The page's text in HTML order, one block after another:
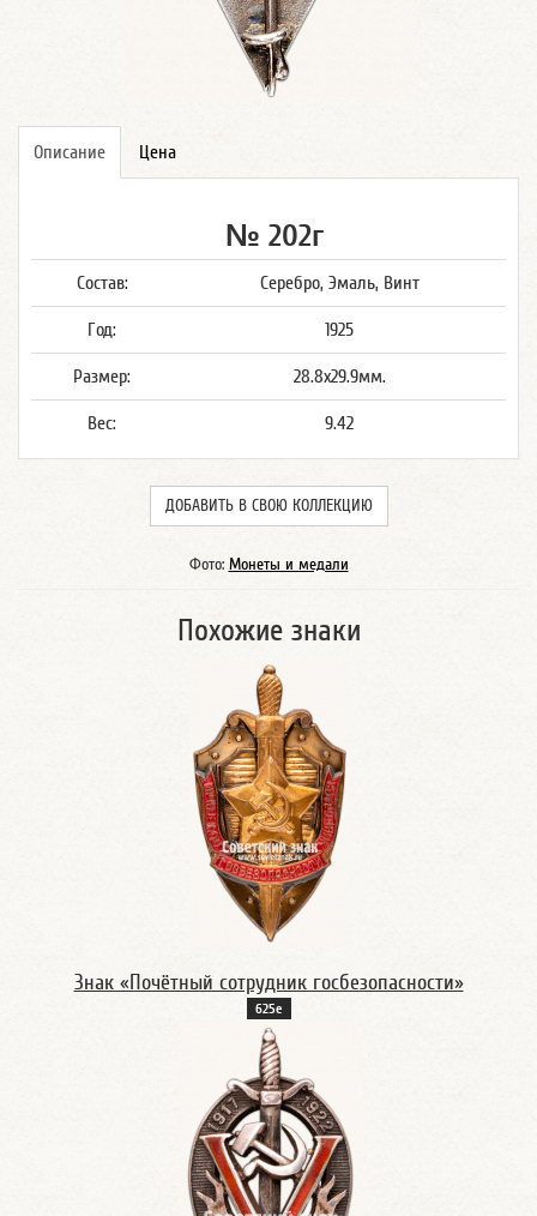
Описание Цена
№ 202г
Состав: Серебро, Эмаль, Винт
Год: 1925
Размер: 28.8x29.9мм.
Вес: 9.42
ДОБАВИТЬ В СВОЮ КОЛЛЕКЦИЮ
Фото: Монеты и медали
Похожие знаки
Знак «Почётный сотрудник госбезопасности»
625е